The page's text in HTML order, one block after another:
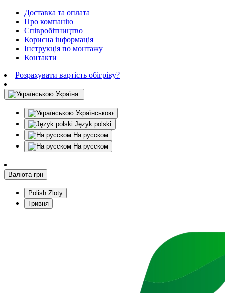
Доставка та оплата
Про компанію
Співробітництво
Корисна інформація
Інструкція по монтажу
Контакти
Розрахувати вартість обігріву?
Україна
Українською
Język polski
На русском
На русском
Валюта грн
Polish Zloty
Гривня